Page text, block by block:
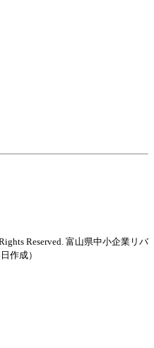
Reserved. 富山県中小企業リバ
作成）